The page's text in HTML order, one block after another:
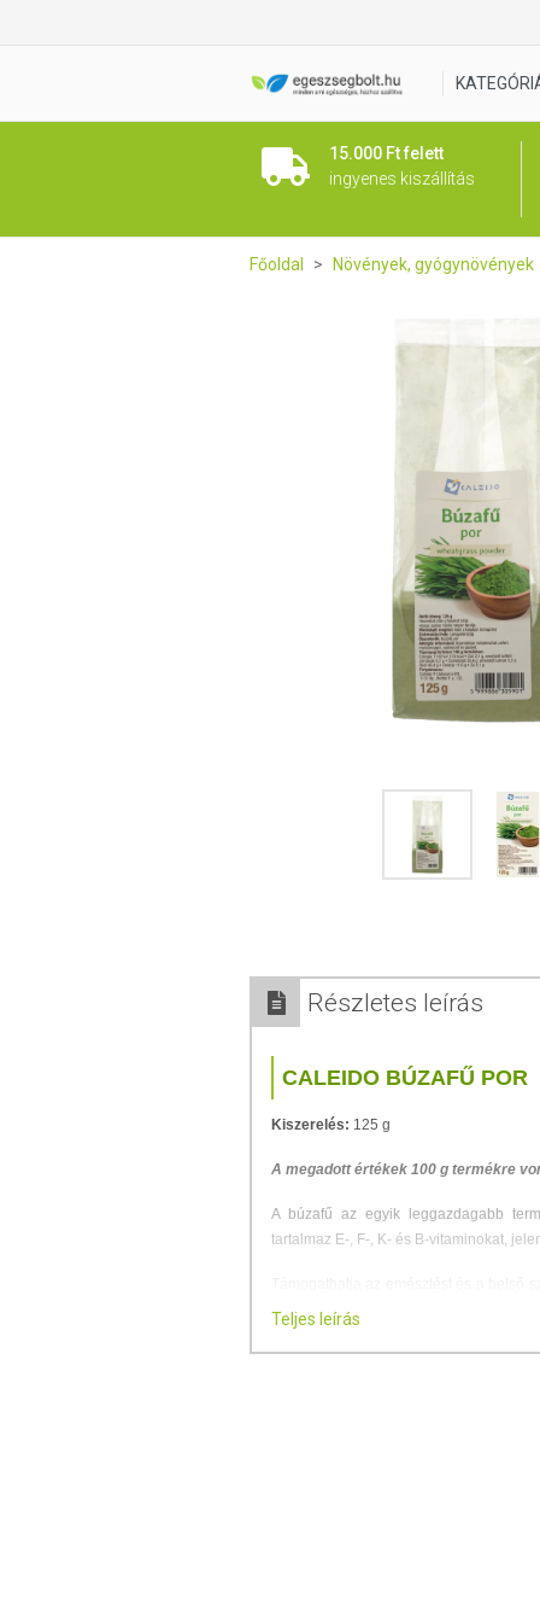
15.000 Ft felett
ingyenes kiszállítás
Főoldal Növények, gyógynövények
Részletes leírás
CALEIDO BÚZAFŰ POR
Kiszerelés: 125 g
A megadott értékek 100 g termékre
A búzafű az egyik leggazdagabb
tartalmaz E-, F-, K- és B-vitaminokat,
kórokozó baktériumok
Teljes leírás